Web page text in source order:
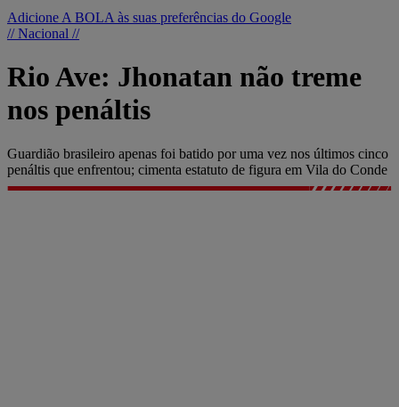
Adicione A BOLA às suas preferências do Google
// Nacional //
Rio Ave: Jhonatan não treme
nos penáltis
Guardião brasileiro apenas foi batido por uma vez nos últimos cinco
penáltis que enfrentou; cimenta estatuto de figura em Vila do Conde